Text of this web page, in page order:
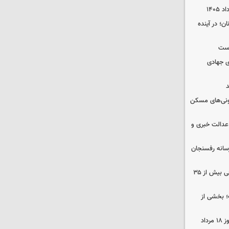
در آینده
جهادی
مسکن
خبری و
رفسنجان
نوسان کم‌سابقه دما در کرمان؛ اختلافی بیش از ۳۵
بخشی از
قیمت زمان بازگشایی طلا و سکه امروز ۱۸ مرداد